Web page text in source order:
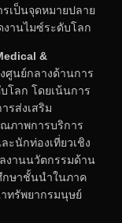
รเป็นจุดหมายปลาย
งานไมซ์ระดับโลก
&
ศูนย์กลางด้านการ
โลก โดยเน้นการ
รส่งเสริม
ภาพการบริการ
ะนักท่องเที่ยวเชิง
งานนวัตกรรมด้าน
ษาชั้นนำในภาค
ทรัพยากรมนุษย์